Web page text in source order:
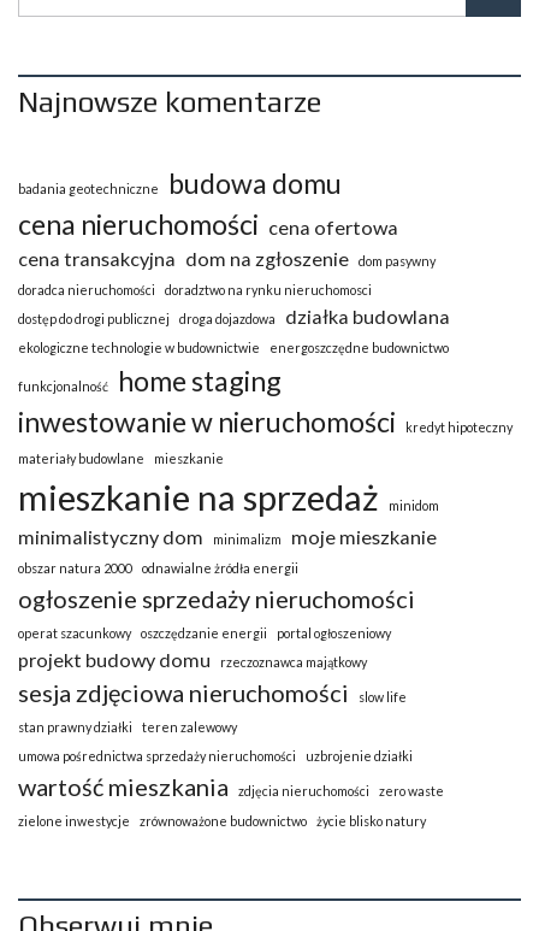
Najnowsze komentarze
badania geotechniczne
budowa domu
cena nieruchomości cena ofertowa
cena transakcyjna dom na zgłoszenie
dom pasywny
doradca nieruchomości
doradztwo na rynku nieruchomosci
dostęp do drogi publicznej
droga dojazdowa działka budowlana
ekologiczne technologie w budownictwie energoszczędne budownictwo
funkcjonalność
home staging
inwestowanie w nieruchomości
kredyt hipoteczny
materiały budowlane
mieszkanie
mieszkanie na sprzedaż minidom
minimalistyczny dom minimalizm moje mieszkanie
obszar natura 2000 odnawialne żródła energii
ogłoszenie sprzedaży nieruchomości
operat szacunkowy oszczędzanie energii portal ogłoszeniowy
projekt budowy domu rzeczoznawca majątkowy
sesja zdjęciowa nieruchomości
slow life
stan prawny działki
teren zalewowy
umowa pośrednictwa sprzedaży nieruchomości
uzbrojenie działki
wartość mieszkania zdjęcia nieruchomości
zero waste
zielone inwestycje
zrównoważone budownictwo życie blisko natury